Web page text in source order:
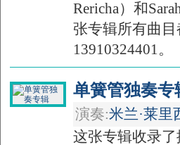
Rericha）和
张专辑所有曲
13910324401。
单簧管独奏
演奏:米兰·莱里
这张专辑收录